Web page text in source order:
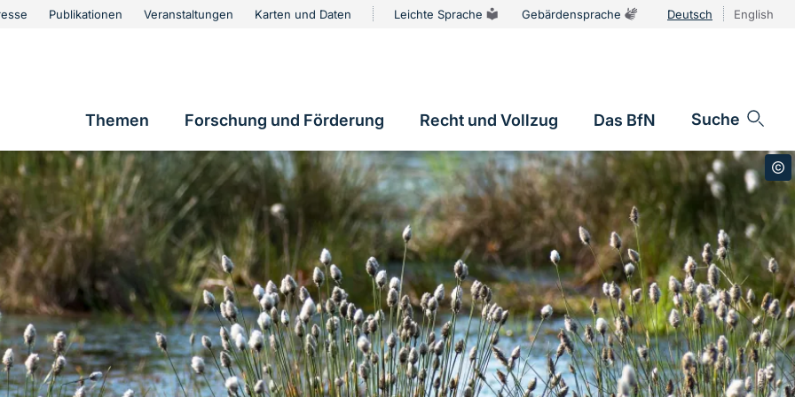
Publikationen Veranstaltungen Karten und Daten Leichte Sprache Gebärdensprache Deutsch English
Hauptnavigation
Themen Forschung und Förderung Recht und Vollzug Das BfN Suche